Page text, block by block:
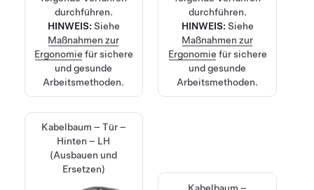
durchführen.
HINWEIS: Siehe
Maßnahmen zur
Ergonomie für sichere
und gesunde
Arbeitsmethoden.
durchführen.
HINWEIS: Siehe
Maßnahmen zur
Ergonomie für sichere
und gesunde
Arbeitsmethoden.
Kabelbaum – Tür –
Hinten – LH
(Ausbauen und
Ersetzen)
Kabelbaum –